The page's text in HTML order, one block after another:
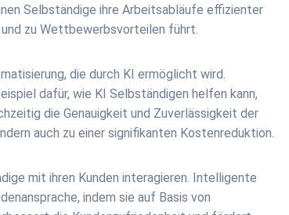
Selbständige ihre Arbeitsabläufe effizienter
zu Wettbewerbsvorteilen führt.
die durch KI ermöglicht wird.
dafür, wie KI Selbständigen helfen kann,
die Genauigkeit und Zuverlässigkeit der
auch zu einer signifikanten Kostenreduktion.
mit ihren Kunden interagieren. Intelligente
indem sie auf Basis von